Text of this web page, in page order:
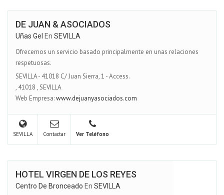
DE JUAN & ASOCIADOS
Uñas Gel En SEVILLA
Ofrecemos un servicio basado principalmente en unas relaciones
respetuosas.
SEVILLA - 41018 C/ Juan Sierra, 1 - Access.
, 41018 ,SEVILLA
Web Empresa:www.dejuanyasociados.com
SEVILLA Contactar Ver Teléfono
HOTEL VIRGEN DE LOS REYES
Centro De Bronceado En SEVILLA